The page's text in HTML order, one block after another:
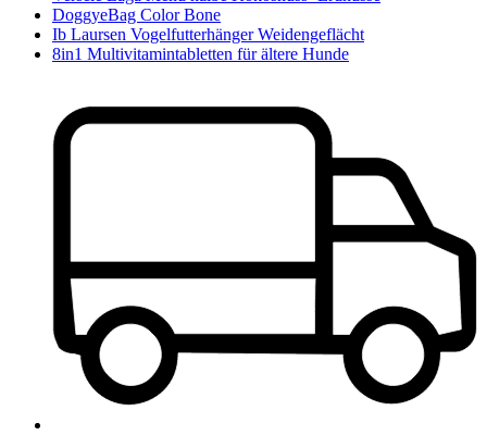
DoggyeBag Color Bone
Ib Laursen Vogelfutterhänger Weidengeflächt
8in1 Multivitamintabletten für ältere Hunde